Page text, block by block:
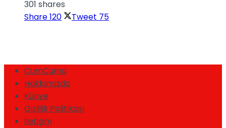
301 shares
Share120 Tweet 75
CumCuma
Hakkımızda
Künye
Gizlilik Politikası
İletişim